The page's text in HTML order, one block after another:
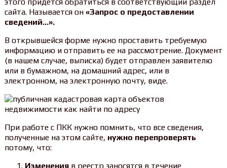
этого придется обратиться в соответствующий раздел
сайта. Называется он «Запрос о предоставлении
сведений…».
В открывшейся форме нужно проставить требуемую
информацию и отправить ее на рассмотрение. Документ
(в нашем случае, выписка) будет отправлен заявителю
или в бумажном, на домашний адрес, или в
электронном, на электронную почту, виде.
При работе с ПКК нужно помнить, что все сведения,
полученные на этом сайте, нужно перепроверять
потому, что:
Измененияв реестр заносятся в течение